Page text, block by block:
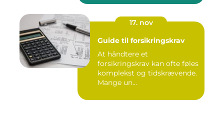
17. nov
Guide til forsikringskrav
At håndtere et
forsikringskrav kan ofte føles
komplekst og tidskrævende.
Mange un...